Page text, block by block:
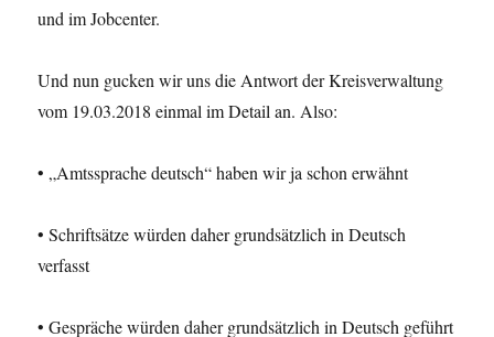
und im Jobcenter.
Und nun gucken wir uns die Antwort der Kreisverwaltung
vom 19.03.2018 einmal im Detail an. Also:
• „Amtssprache deutsch“ haben wir ja schon erwähnt
• Schriftsätze würden daher grundsätzlich in Deutsch
verfasst
• Gespräche würden daher grundsätzlich in Deutsch geführt